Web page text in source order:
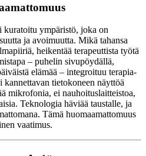
kuratoitu ympäristö, joka on
ja avoimuutta. Mikä tahansa
heikentää terapeuttista työtä
– puhelin sivupöydällä,
elämää – integroituu terapia-
kannettavan tietokoneen näyttöä
mikrofonia, ei nauhoituslaitteistoa,
Teknologia häviää taustalle, ja
Tämä huomaamattomuus
vaatimus.